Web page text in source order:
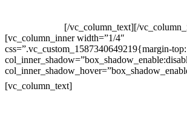
[/vc_column_text][/
[vc_column_inner width=”1/4″
css=”.vc_custom_1587340649219{margin-
[vc_column_text]